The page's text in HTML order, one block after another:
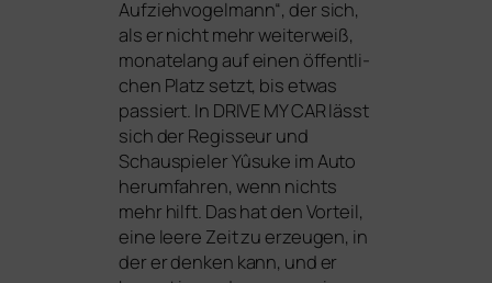
Aufziehvogelmann“, der sich,
als er nicht mehr wei­ter­weiß,
mona­te­lang auf einen öffent­li­
chen Platz setzt, bis etwas
pas­siert. In DRIVEMYCARlässt
sich der Regisseur und
Schauspieler Yûsuke im Auto
her­um­fah­ren, wenn nichts
mehr hilft. Das hat den Vorteil,
eine lee­re Zeit zu erzeu­gen, in
der er den­ken kann, und er